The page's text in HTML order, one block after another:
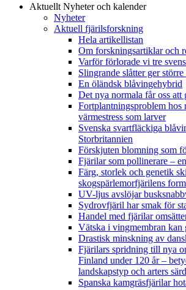
Aktuellt Nyheter och kalender
Nyheter
Aktuell fjärilsforskning
Hela artikellistan
Om forskningsartiklar och
Varför förlorade vi tre
Slingrande slåtter ger
En öländsk blåvingehybrid
Det nya normala får oss att
Fortplantningsproblem hos
värmestress som larver
Svenska svartfläckiga
Storbritannien
Förskjuten blomning som
Fjärilar som pollinerare –
Färg, storlek och genetik
skogspärlemorfjärilens
UV-ljus avslöjar
Sydrovfjäril har smak för
Handel med fjärilar
Vätska i vingmembran
Drastisk minskning av
Fjärilars spridning till nya
Finland under 120 år–
landskapstyp och arters
Spanska kamgräsfjärilar